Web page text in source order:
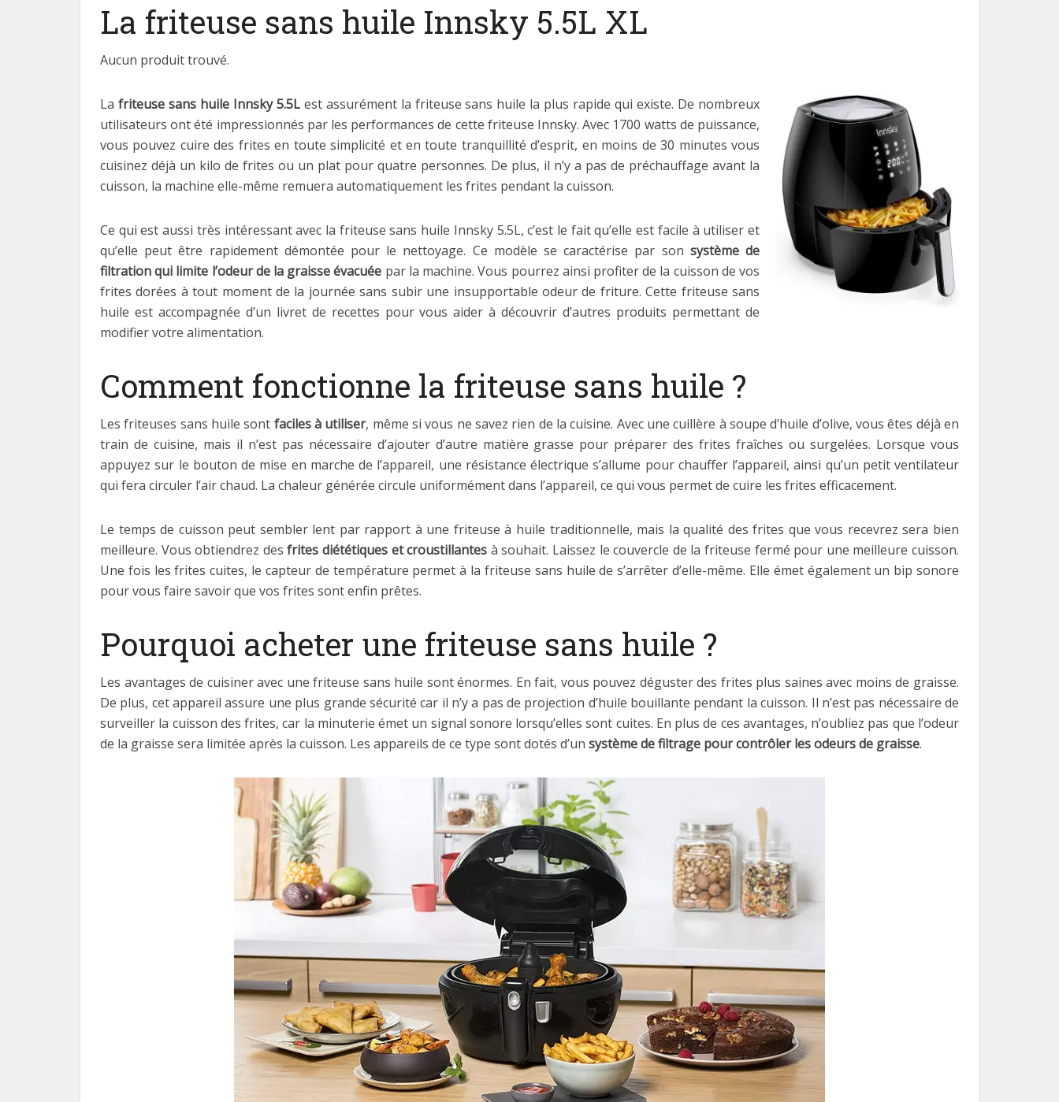
La friteuse sans huile Innsky 5.5L XL
Aucun produit trouvé.
La friteuse sans huile Innsky 5.5Lest assurément la friteuse sans huile la plus rapide qui existe. De nombreux
utilisateurs ont été impressionnés par les performances de cette friteuse Innsky. Avec 1700 watts de puissance,
vous pouvez cuire des frites en toute simplicité et en toute tranquillité d’esprit, en moins de 30 minutes vous
cuisinez déjà un kilo de frites ou un plat pour quatre personnes. De plus, il n’y a pas de préchauffage avant la
cuisson, la machine elle-même remuera automatiquement les frites pendant la cuisson.
Ce qui est aussi très intéressant avec la friteuse sans huile Innsky 5.5L, c’est le fait qu’elle est facile à utiliser et
qu’elle peut être rapidement démontée pour le nettoyage. Ce modèle se caractérise par son système de
filtration qui limite l’odeur de la graisse évacuée par la machine. Vous pourrez ainsi profiter de la cuisson de vos
frites dorées à tout moment de la journée sans subir une insupportable odeur de friture. Cette friteuse sans
huile est accompagnée d’un livret de recettes pour vous aider à découvrir d’autres produits permettant de
modifier votre alimentation.
Comment fonctionne la friteuse sans huile ?
Les friteuses sans huile sont faciles à utiliser, même si vous ne savez rien de la cuisine. Avec une cuillère à soupe d’huile d’olive, vous êtes déjà en
train de cuisine, mais il n’est pas nécessaire d’ajouter d’autre matière grasse pour préparer des frites fraîches ou surgelées. Lorsque vous
appuyez sur le bouton de mise en marche de l’appareil, une résistance électrique s’allume pour chauffer l’appareil, ainsi qu’un petit ventilateur
qui fera circuler l’air chaud. La chaleur générée circule uniformément dans l’appareil, ce qui vous permet de cuire les frites efficacement.
Le temps de cuisson peut sembler lent par rapport à une friteuse à huile traditionnelle, mais la qualité des frites que vous recevrez sera bien
meilleure. Vous obtiendrez desfrites diététiques et croustillantes à souhait. Laissez le couvercle de la friteuse fermé pour une meilleure cuisson.
Une fois les frites cuites, le capteur de température permet à la friteuse sans huile de s’arrêter d’elle-même. Elle émet également un bip sonore
pour vous faire savoir que vos frites sont enfin prêtes.
Pourquoi acheter une friteuse sans huile ?
Les avantages de cuisiner avec une friteuse sans huile sont énormes. En fait, vous pouvez déguster des frites plus saines avec moins de graisse.
De plus, cet appareil assure une plus grande sécurité car il n’y a pas de projection d’huile bouillante pendant la cuisson. Il n’est pas nécessaire de
surveiller la cuisson des frites, car la minuterie émet un signal sonore lorsqu’elles sont cuites. En plus de ces avantages, n’oubliez pas que l’odeur
de la graisse sera limitée après la cuisson. Les appareils de ce type sont dotés d’un système de filtrage pour contrôler les odeurs de graisse.